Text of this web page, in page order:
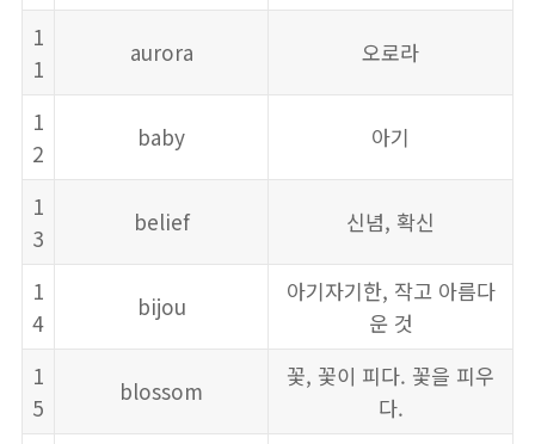
1
1
aurora 오로라
1
2
baby 아기
1
3
belief 신념, 확신
1
4
bijou
아기자기한, 작고 아름다
운 것
1
5
blossom
꽃, 꽃이 피다. 꽃을 피우
다.